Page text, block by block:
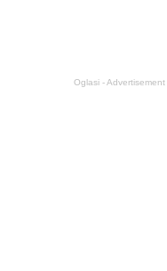
Oglasi - Advertisement